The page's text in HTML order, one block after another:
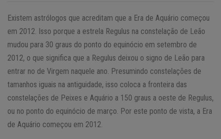
Existem astrólogos que acreditam que a Era de Aquário começou
em 2012. Isso porque a estrela Regulus na constelação de Leão
mudou para 30 graus do ponto do equinócio em setembro de
2012, o que significa que a Regulus deixou o signo de Leão para
entrar no de Virgem naquele ano. Presumindo constelações de
tamanhos iguais na antiguidade, isso coloca a fronteira das
constelações de Peixes e Aquário a 150 graus a oeste de Regulus,
ou no ponto do equinócio de março. Por este ponto de vista, a Era
de Aquário começou em 2012.